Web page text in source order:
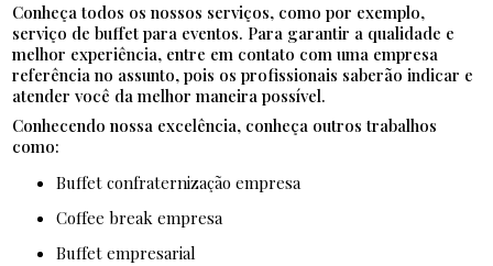
Conheça todos os nossos serviços, como por exemplo,
serviço de buffet para eventos. Para garantir a qualidade e
melhor experiência, entre em contato com uma empresa
referência no assunto, pois os profissionais saberão indicar e
atender você da melhor maneira possível.
Conhecendo nossa excelência, conheça outros trabalhos
como:
buffet confraternização empresa
coffee break empresa
buffet empresarial